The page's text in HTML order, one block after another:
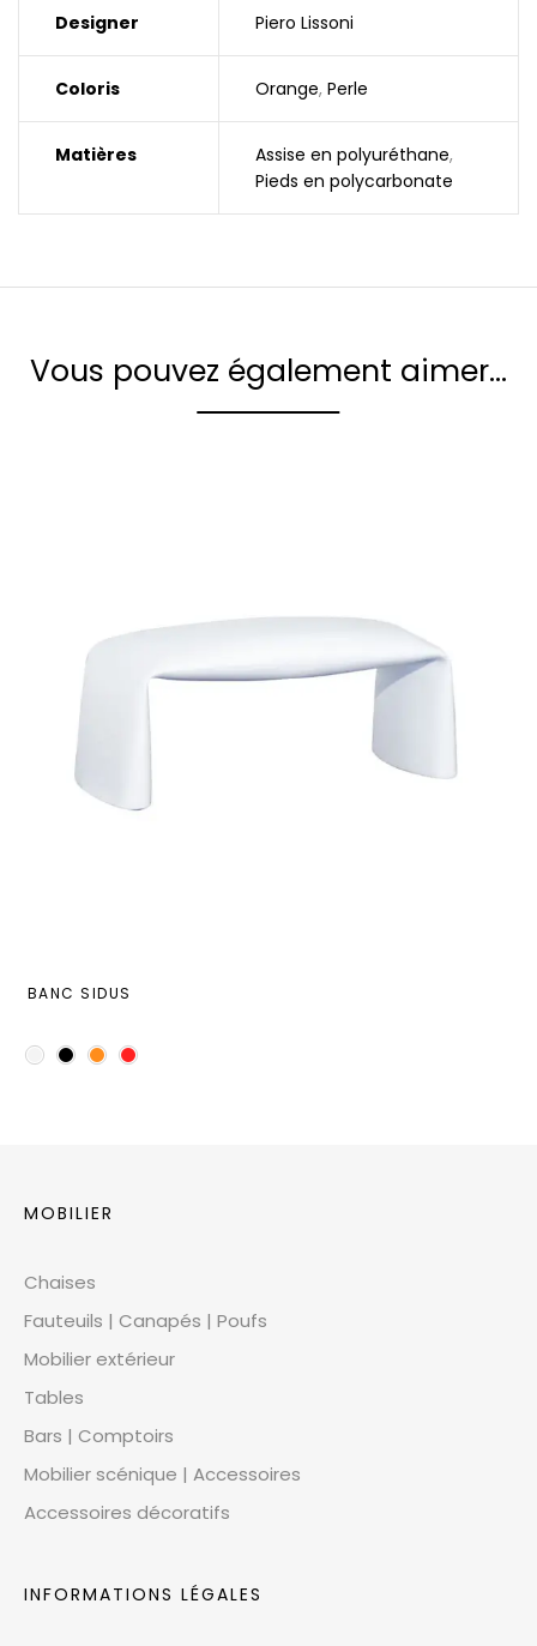
Designer Piero Lissoni
Coloris Orange, Perle
Matières Assise en polyuréthane,
Pieds en polycarbonate
Vous pouvez également aimer…
BANC SIDUS
MOBILIER
Chaises
Fauteuils | Canapés | Poufs
Mobilier extérieur
Tables
Bars | Comptoirs
Mobilier scénique | Accessoires
Accessoires décoratifs
INFORMATIONS LÉGALES